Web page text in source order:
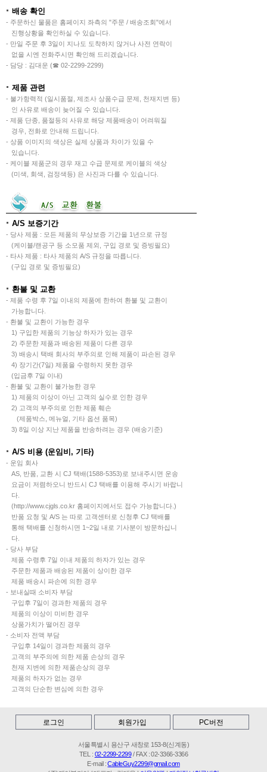
배송 확인
- 주문하신 물품은 홈페이지 좌측의 "주문 / 배송조회"에서
진행상황을 확인하실 수 있습니다.
- 만일 주문 후 3일이 지나도 도착하지 않거나 사전 연락이
없을 시엔 전화주시면 확인해 드리겠습니다.
- 담당 : 김대운 (☎ 02-2299-2299)
제품 관련
- 불가항력적 (일시품절, 제조사 상품수급 문제, 천재지변 등)
인 사유로 배송이 늦어질 수 있습니다.
- 제품 단종, 품절등의 사유로 해당 제품배송이 어려워질
경우, 전화로 안내해 드립니다.
- 상품 이미지의 색상은 실제 상품과 차이가 있을 수
있습니다.
- 케이블 제품군의 경우 재고 수급 문제로 케이블의 색상
(미색, 회색, 검정색등) 은 사진과 다를 수 있습니다.
A/S 보증기간
- 당사 제품 : 모든 제품의 무상보증 기간을 1년으로 규정
(케이블/랜공구 등 소모품 제외, 구입 경로 및 증빙필요)
- 타사 제품 : 타사 제품의 A/S 규정을 따릅니다.
(구입 경로 및 증빙필요)
환불 및 교환
- 제품 수령 후 7일 이내의 제품에 한하여 환불 및 교환이
가능합니다.
- 환불 및 교환이 가능한 경우
1) 구입한 제품의 기능상 하자가 있는 경우
2) 주문한 제품과 배송된 제품이 다른 경우
3) 배송시 택배 회사의 부주의로 인해 제품이 파손된 경우
4) 장기간(7일) 제품을 수령하지 못한 경우
(입금후 7일 이내)
- 환불 및 교환이 불가능한 경우
1) 제품의 이상이 아닌 고객의 실수로 인한 경우
2) 고객의 부주의로 인한 제품 훼손
(제품박스, 메뉴얼, 기타 옵션 품목)
3) 8일 이상 지난 제품을 반송하려는 경우 (배송기준)
A/S 비용 (운임비, 기타)
- 운임 회사
AS, 반품, 교환 시 CJ 택배(1588-5353)로 보내주시면 운송
요금이 저렴하오니 반드시 CJ 택배를 이용해 주시기 바랍니
다.
(http://www.cjgls.co.kr 홈페이지에서도 접수 가능합니다.)
반품 요청 및 A/S 는 따로 고객센터로 신청후 CJ 택배를
통해 택배를 신청하시면 1~2일 내로 기사분이 방문하십니
다.
- 당사 부담
제품 수령후 7일 이내 제품의 하자가 있는 경우
주문한 제품과 배송된 제품이 상이한 경우
제품 배송시 파손에 의한 경우
- 보내실때 소비자 부담
구입후 7일이 경과한 제품의 경우
제품의 이상이 미비한 경우
상품가치가 떨어진 경우
- 소비자 전액 부담
구입후 14일이 경과한 제품의 경우
고객의 부주의에 의한 제품 손상의 경우
천재 지변에 의한 제품손상의 경우
제품의 하자가 없는 경우
고객의 단순한 변심에 의한 경우
로그인 회원가입 PC버전
서울특별시 용산구 새창로 153-8(신계동)
TEL : 02-2299-2299/ FAX : 02-3366-3366
E-mail :CableGuy2299@gmail.com